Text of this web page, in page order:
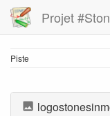
Projet
Piste